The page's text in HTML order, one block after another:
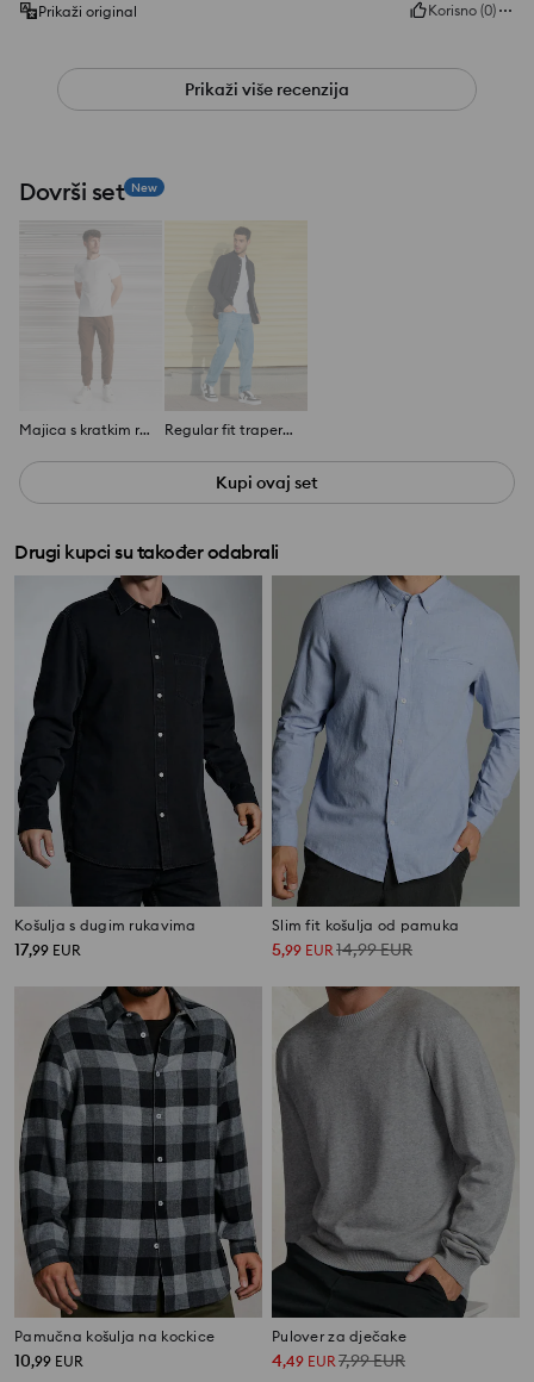
Prikaži original
Korisno (0)
Prikaži više recenzija
Dovrši set New
Majica s kratkim rukavima Regular fit traperice
Kupi ovaj set
Drugi kupci su također odabrali
Košulja s dugim rukavima
17,99 EUR
Slim fit košulja od pamuka
5,99 EUR14,99EUR
Pamučna košulja na kockice
10,99 EUR
Pulover za dječake
4,49 EUR 7,99EUR